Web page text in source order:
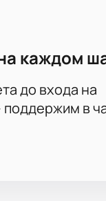
каждом
до входа на
в